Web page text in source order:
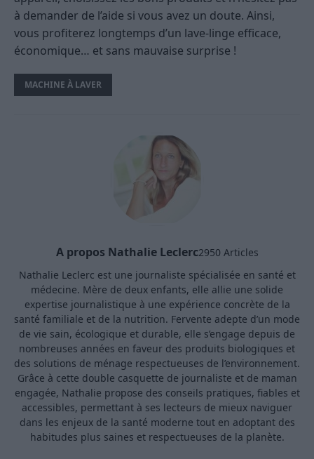
à demander de l’aide si vous avez un doute. Ainsi,
vous profiterez longtemps d’un lave-linge efficace,
économique… et sans mauvaise surprise !
MACHINE À LAVER
A propos Nathalie Leclerc2950 Articles
Nathalie Leclerc est une journaliste spécialisée en santé et
médecine. Mère de deux enfants, elle allie une solide
expertise journalistique à une expérience concrète de la
santé familiale et de la nutrition. Fervente adepte d’un mode
de vie sain, écologique et durable, elle s’engage depuis de
nombreuses années en faveur des produits biologiques et
des solutions de ménage respectueuses de l’environnement.
Grâce à cette double casquette de journaliste et de maman
engagée, Nathalie propose des conseils pratiques, fiables et
accessibles, permettant à ses lecteurs de mieux naviguer
dans les enjeux de la santé moderne tout en adoptant des
habitudes plus saines et respectueuses de la planète.